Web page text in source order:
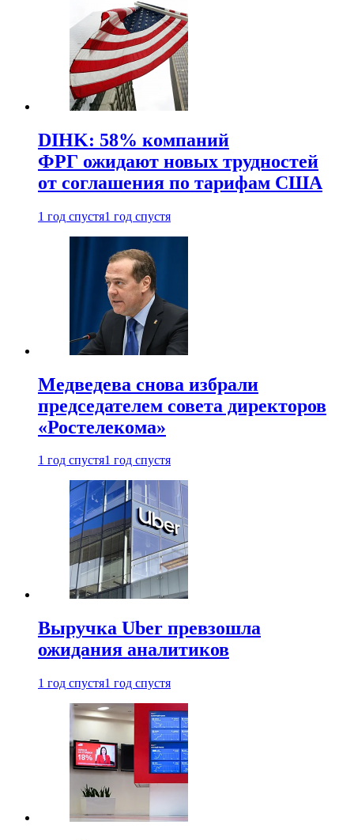
DIHK: 58% компаний
ФРГ ожидают новых трудностей
от соглашения по тарифам США
1 год спустя1 год спустя
Медведева снова избрали
председателем совета директоров
«Ростелекома»
1 год спустя1 год спустя
Выручка Uber превзошла
ожидания аналитиков
1 год спустя1 год спустя